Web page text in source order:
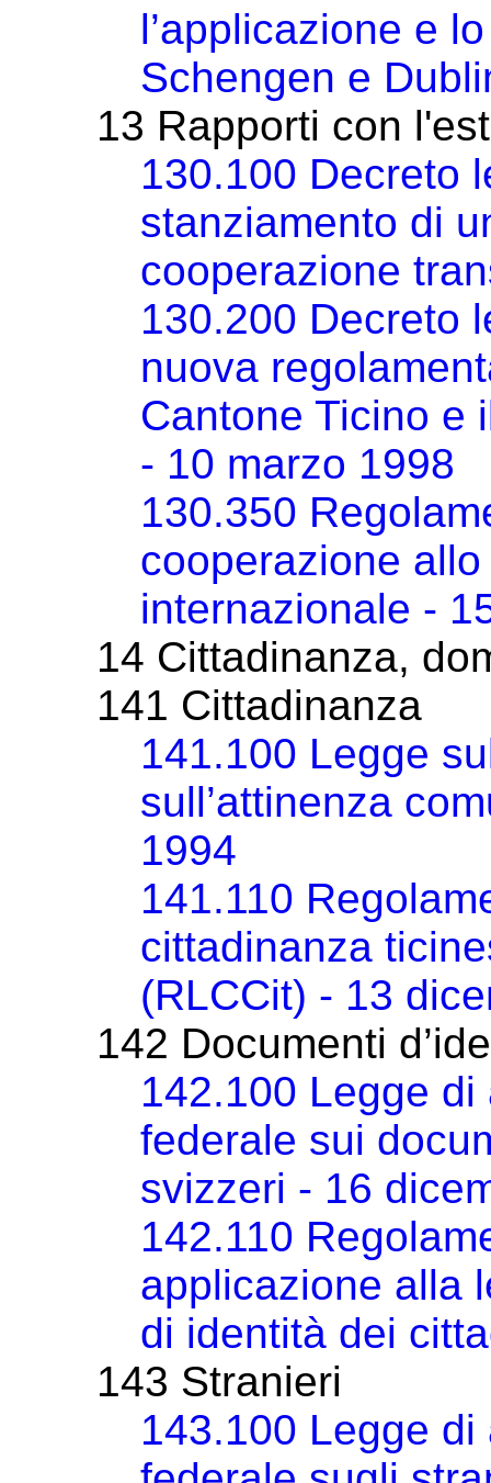
l’applicazione e
Schengen e
13 Rapporti con
130.100 Decreto
stanziamento di
cooperazione
130.200 Decreto
nuova
Cantone Ticino e
- 10 marzo 1998
130.350
cooperazione
internazionale -
14 Cittadinanza,
141 Cittadinanza
141.100 Legge
sull’attinenza
1994
141.110
cittadinanza
(RLCCit) - 13
142 Documenti
142.100 Legge
federale sui
svizzeri - 16
142.110
applicazione alla
di identità dei
143 Stranieri
143.100 Legge